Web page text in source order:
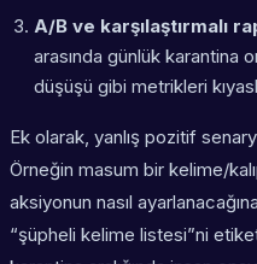
A/B ve karşılaştırmalı
arasında günlük karantina
düşüşü gibi metrikleri
Ek olarak, yanlış pozitif
Örneğin masum bir kelime/
aksiyonun nasıl
“şüpheli kelime listesi”ni